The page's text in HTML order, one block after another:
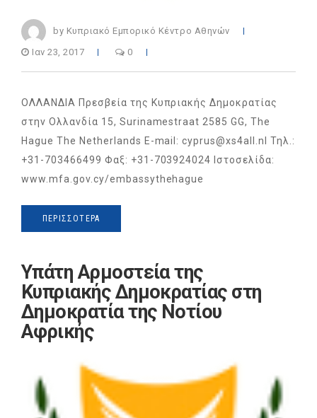
by Κυπριακό Εμπορικό Κέντρο Αθηνών
Ιαν 23, 2017 0
ΟΛΛΑΝΔΙΑ Πρεσβεία της Κυπριακής Δημοκρατίας
στην Ολλανδία 15, Surinamestraat 2585 GG, The
Hague The Netherlands E-mail: cyprus@xs4all.nl Τηλ.:
+31-703466499 Φαξ: +31-703924024 Ιστοσελίδα:
www.mfa.gov.cy/embassythehague
ΠΕΡΙΣΣΌΤΕΡΑ
Υπάτη Αρμοστεία της
Κυπριακής Δημοκρατίας στη
Δημοκρατία της Νοτίου
Αφρικής